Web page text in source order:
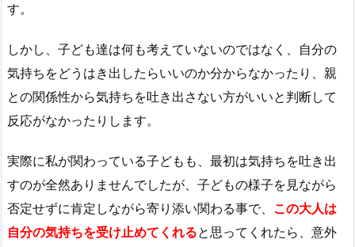
す。
しかし、子ども達は何も考えていないのではなく、自分の
気持ちをどうはき出したらいいのか分からなかったり、親
との関係性から気持ちを吐き出さない方がいいと判断して
反応がなかったりします。
実際に私が関わっている子どもも、最初は気持ちを吐き出
すのが全然ありませんでしたが、子どもの様子を見ながら
否定せずに肯定しながら寄り添い関わる事で、 この大人は
自分の気持ちを受け止めてくれると思ってくれたら、意外